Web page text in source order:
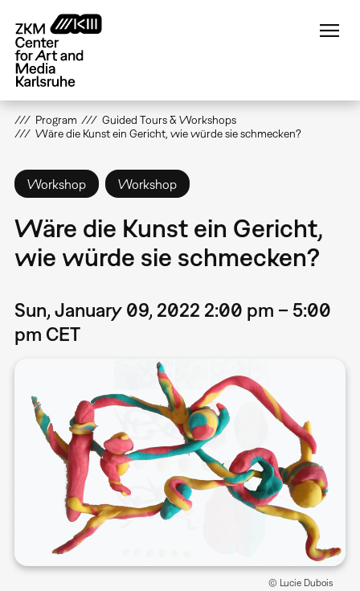
main
content
Program
Guided Tours & Workshops
Wäre die Kunst ein Gericht, wie würde sie schmecken?
Workshop Workshop
Wäre die Kunst ein Gericht,
wie würde sie schmecken?
Sun, January 09, 2022 2:00 pm – 5:00
pm CET
© Lucie Dubois